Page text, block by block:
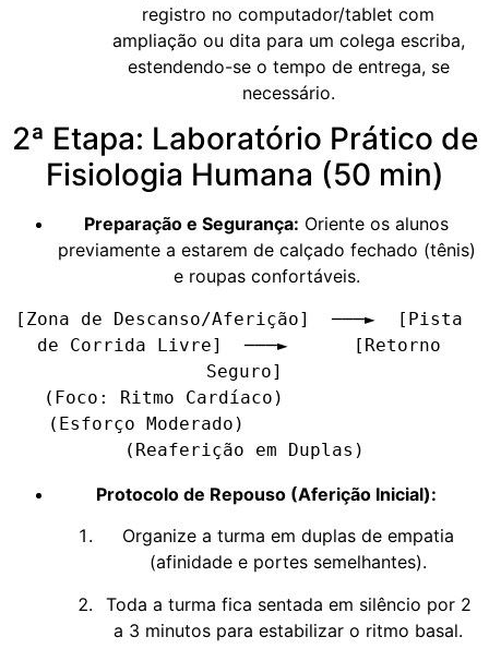
registro no computador/tablet com
ampliação ou dita para um colega escriba,
estendendo-se o tempo de entrega, se
necessário.
2ª Etapa: Laboratório Prático de
Fisiologia Humana (50 min)
Preparação e Segurança: Oriente os alunos
previamente a estarem de calçado fechado (tênis)
e roupas confortáveis.
[Zona de Descanso/Aferição]  ───►  [Pista
de Corrida Livre]  ───►      [Retorno
Seguro]
(Esforço Moderado)
Protocolo de Repouso (Aferição Inicial):
Organize a turma em duplas de empatia
(afinidade e portes semelhantes).
Toda a turma fica sentada em silêncio por 2
a 3 minutos para estabilizar o ritmo basal.